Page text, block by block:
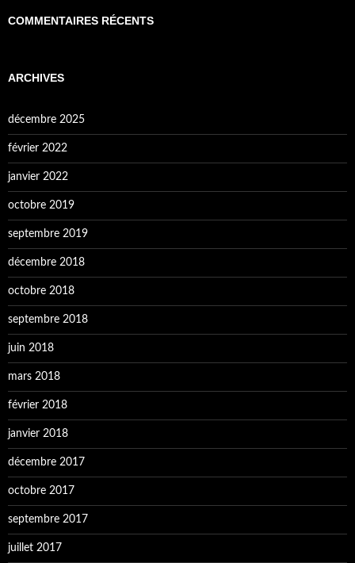
COMMENTAIRES RÉCENTS
ARCHIVES
décembre 2025
février 2022
janvier 2022
octobre 2019
septembre 2019
décembre 2018
octobre 2018
septembre 2018
juin 2018
mars 2018
février 2018
janvier 2018
décembre 2017
octobre 2017
septembre 2017
juillet 2017